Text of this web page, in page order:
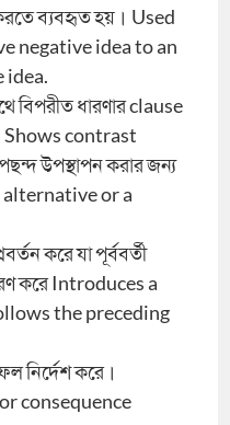
ব্যবহৃত হয়। Used
negative idea to an
idea.
বিপরীত ধারণার clause
Shows contrast
উপস্থাপন করার জন্য
or a
করে যা পূর্ববর্তী
করে Introduces a
the preceding
নির্দেশ করে।
consequence